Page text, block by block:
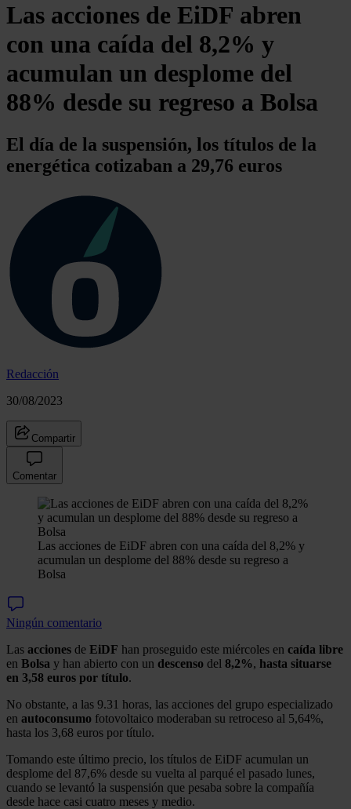
Las acciones de EiDF abren
con una caída del 8,2% y
acumulan un desplome del
88% desde su regreso a Bolsa
El día de la suspensión, los títulos de la
energética cotizaban a 29,76 euros
Redacción
30/08/2023
Compartir
Comentar
Las acciones de EiDF abren con una caída del 8,2% y
acumulan un desplome del 88% desde su regreso a
Bolsa
Ningún comentario
Las acciones de EiDF han proseguido este miércoles en caída libre
en Bolsa y han abierto con un descenso del 8,2%, hasta situarse
en 3,58 euros por título.
No obstante, a las 9.31 horas, las acciones del grupo especializado
en autoconsumo fotovoltaico moderaban su retroceso al 5,64%,
hasta los 3,68 euros por título.
Tomando este último precio, los títulos de EiDF acumulan un
desplome del 87,6% desde su vuelta al parqué el pasado lunes,
cuando se levantó la suspensión que pesaba sobre la compañía
desde hace casi cuatro meses y medio.